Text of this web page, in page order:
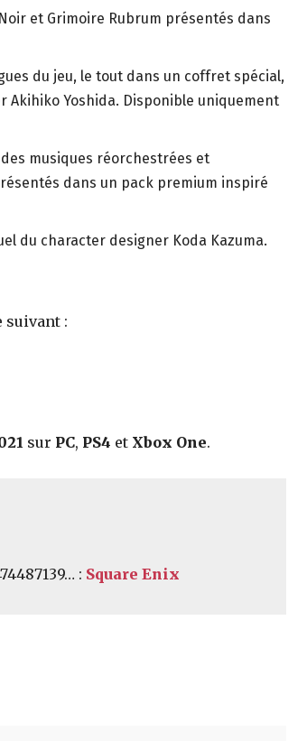
et Grimoire Rubrum présentés dans
du jeu, le tout dans un coffret spécial,
Yoshida. Disponible uniquement
musiques réorchestrées et
dans un pack premium inspiré
du character designer Koda Kazuma.
suivant :
sur PC, PS4 et Xbox One.
: Square Enix